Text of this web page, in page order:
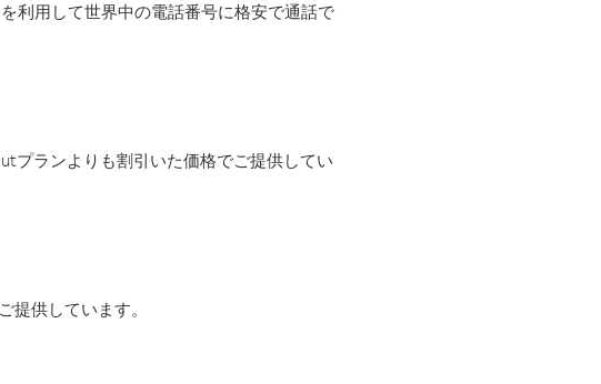
利用して世界中の電話番号に格安で通話で
プランよりも割引いた価格でご提供してい
供しています。